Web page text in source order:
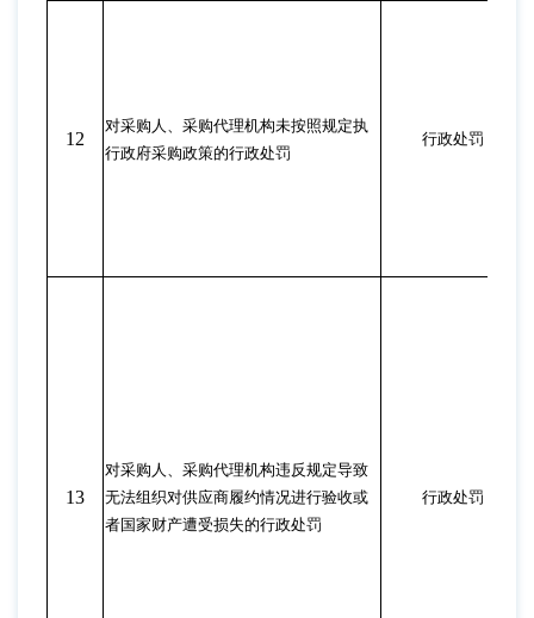
12
对采购人、采购代理机构未按照规定执
行政府采购政策的行政处罚
行政处罚
13
对采购人、采购代理机构违反规定导致
无法组织对供应商履约情况进行验收或
者国家财产遭受损失的行政处罚
行政处罚